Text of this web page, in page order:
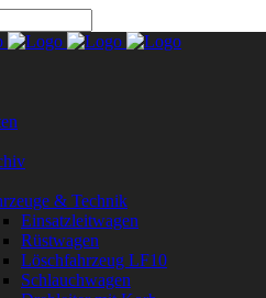
& Technik
Einsatzleitwagen
Rüstwagen
Löschfahrzeug LF10
Schlauchwagen